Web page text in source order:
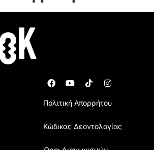
Πολιτική Απορρήτου
Κώδικας Δεοντολογίας